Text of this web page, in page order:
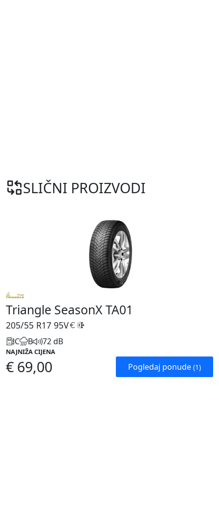
SLIČNI PROIZVODI
Triangle SeasonX TA01
205/55 R17 95V
C B 72 dB
NAJNIŽA CIJENA
€ 69,00 Pogledaj ponude (1)